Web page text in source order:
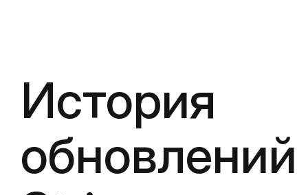
История
обновлений